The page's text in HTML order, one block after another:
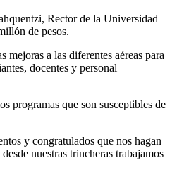
Rector de la Universidad
de pesos.
a las diferentes aéreas para
docentes y personal
programas que son susceptibles de
y congratulados que nos hagan
nuestras trincheras trabajamos